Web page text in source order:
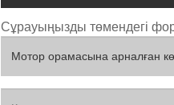
Сұрауыңызды төмендегі